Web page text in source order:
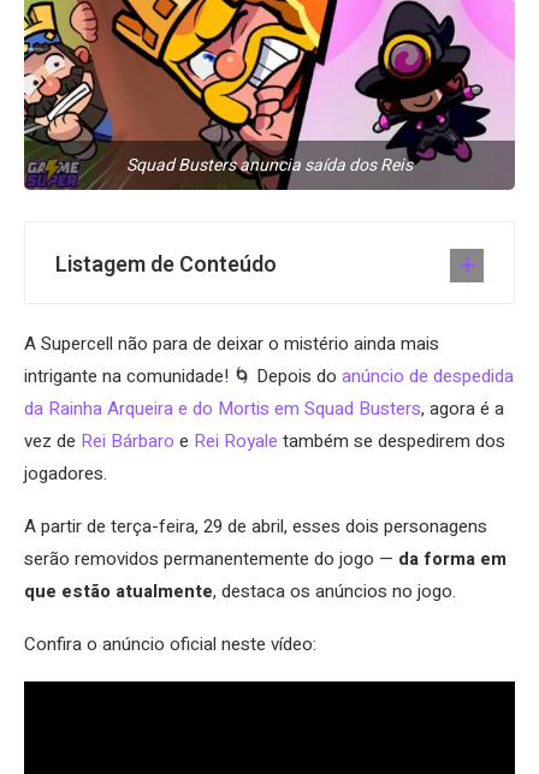
Squad Busters anuncia saída dos Reis
Listagem de Conteúdo
A Supercell não para de deixar o mistério ainda mais
intrigante na comunidade! 🌀 Depois do anúncio de despedida
da Rainha Arqueira e do Mortis em Squad Busters, agora é a
vez de Rei Bárbaro e Rei Royale também se despedirem dos
jogadores.
A partir de terça-feira, 29 de abril, esses dois personagens
serão removidos permanentemente do jogo — da forma em
que estão atualmente, destaca os anúncios no jogo.
Confira o anúncio oficial neste vídeo: